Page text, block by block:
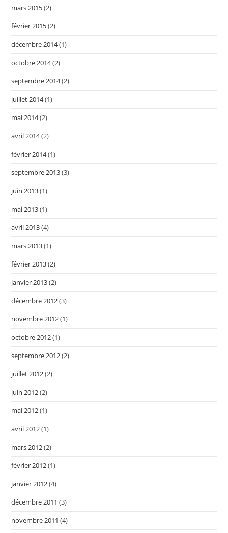
mars 2015(2)
février 2015(2)
décembre 2014(1)
octobre 2014(2)
septembre 2014(2)
juillet 2014(1)
mai 2014(2)
avril 2014(2)
février 2014(1)
septembre 2013(3)
juin 2013(1)
mai 2013(1)
avril 2013(4)
mars 2013(1)
février 2013(2)
janvier 2013(2)
décembre 2012(3)
novembre 2012(1)
octobre 2012(1)
septembre 2012(2)
juillet 2012(2)
juin 2012(2)
mai 2012(1)
avril 2012(1)
mars 2012(2)
février 2012(1)
janvier 2012(4)
décembre 2011 (3)
novembre 2011 (4)